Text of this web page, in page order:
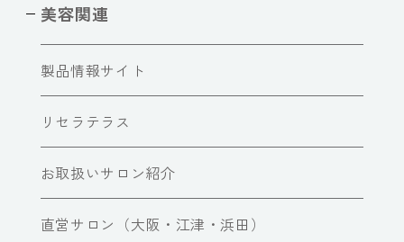
美容関連
製品情報サイト
リセラテラス
お取扱いサロン紹介
直営サロン（大阪・江津・浜田）